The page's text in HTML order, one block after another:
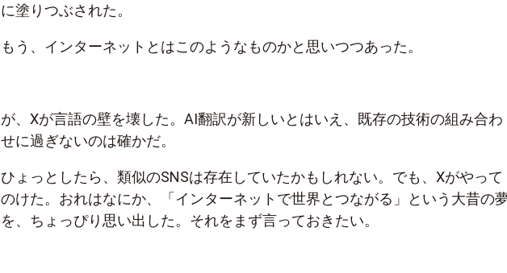
に塗りつぶされた。
もう、インターネットとはこのようなものかと思いつつあった。
が、Xが言語の壁を壊した。AI翻訳が新しいとはいえ、既存の技術の組み合わ
せに過ぎないのは確かだ。
ひょっとしたら、類似のSNSは存在していたかもしれない。でも、Xがやって
のけた。おれはなにか、「インターネットで世界とつながる」という大昔の
を、ちょっぴり思い出した。それをまず言っておきたい。